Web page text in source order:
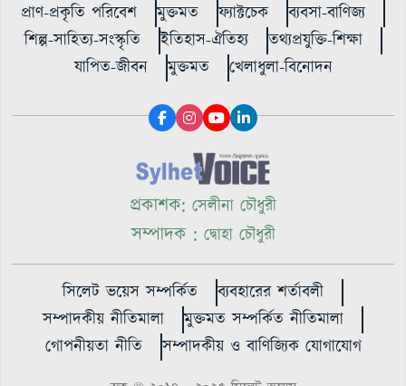
প্রাণ-প্রকৃতি পরিবেশ
মুক্তমত ফ্যাক্টচেক
ব্যবসা-বাণিজ্য
শিল্প-সাহিত্য-সংস্কৃতি
ইতিহাস-ঐতিহ্য
তথ্যপ্রযুক্তি-শিক্ষা
যাপিত-জীবন
মুক্তমত খেলাধুলা-বিনোদন
প্রকাশক: সেলীনা চৌধুরী
সম্পাদক : দ্বোহা চৌধুরী
সিলেট ভয়েস সম্পর্কিত
ব্যবহারের শর্তাবলী
সম্পাদকীয় নীতিমালা
মুক্তমত সম্পর্কিত নীতিমালা
গোপনীয়তা নীতি
সম্পাদকীয় ও বাণিজ্যিক যোগাযোগ